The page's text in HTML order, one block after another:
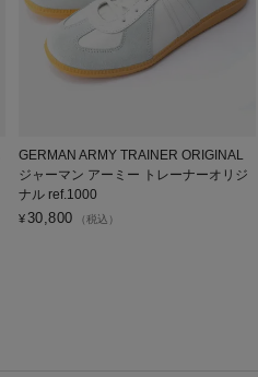
GERMAN ARMY TRAINER ORIGINAL
ジャーマン アーミー トレーナーオリジ
ナル ref.1000
¥ 30,800 （税込）